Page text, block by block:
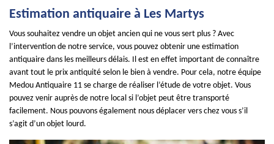
Estimation antiquaire à Les Martys
Vous souhaitez vendre un objet ancien qui ne vous sert plus ? Avec
l’intervention de notre service, vous pouvez obtenir une estimation
antiquaire dans les meilleurs délais. Il est en effet important de connaître
avant tout le prix antiquité selon le bien à vendre. Pour cela, notre équipe
Medou Antiquaire 11 se charge de réaliser l’étude de votre objet. Vous
pouvez venir auprès de notre local si l’objet peut être transporté
facilement. Nous pouvons également nous déplacer vers chez vous s’il
s’agit d’un objet lourd.